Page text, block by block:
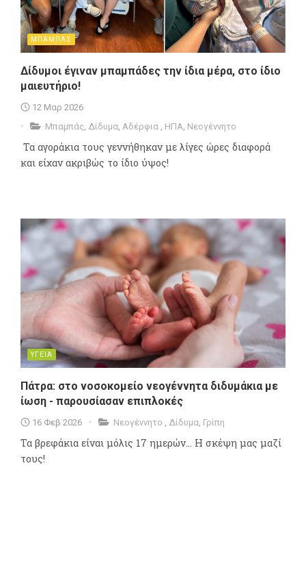
ΜΠΑΜΠΑΣ
Δίδυμοι έγιναν μπαμπάδες την ίδια μέρα, στο ίδιο
μαιευτήριο!
12 Μαρ 2026
Μπαμπάς Δίδυμα Αδέρφια ΗΠΑ Νεογέννητο
Τα αγοράκια τους γεννήθηκαν με λίγες ώρες διαφορά
και είχαν ακριβώς το ίδιο ύψος!
ΥΓΕΙΑ
Πάτρα: στο νοσοκομείο νεογέννητα διδυμάκια με
ίωση - παρουσίασαν επιπλοκές
16 Φεβ 2026 Νεογέννητο Δίδυμα Γρίπη
Τα βρεφάκια είναι μόλις 17 ημερών... Η σκέψη μας μαζί
τους!